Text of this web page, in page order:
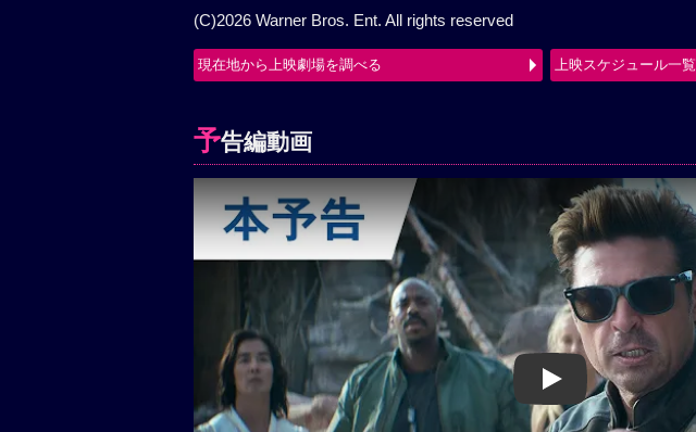
(C)2026 Warner Bros. Ent. All rights reserved
現在地から上映劇場を調べる 上映スケジュール一覧
予告編動画
Play